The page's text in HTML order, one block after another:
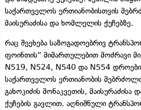
საქართველოს ერთიანობისთვის
მაისურაძისა და ხომლელის ქუჩებზე.
რაც შეეხება საზოგადოებრივ
ფოინთის“ მიმართულებით მოძრავი
N519, N524, N540 და N554
საქართველოს ერთიანობის
გახოკიძის მონაკვეთის,
ქუჩების გავლით. აღნიშნული